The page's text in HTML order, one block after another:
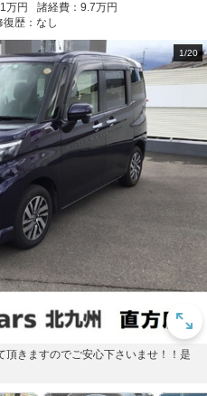
万円 諸経費： 9.7万円
復歴： なし
1/20
きますのでご安心下さいませ！！是